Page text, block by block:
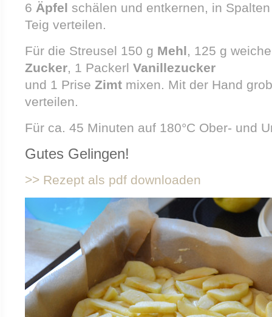
6 Äpfel schälen und entkernen, in
Teig verteilen.
Für die Streusel 150 g Mehl, 125 g
Zucker, 1 Packerl Vanillezucker
und 1 Prise Zimt mixen. Mit der Hand
verteilen.
Für ca. 45 Minuten auf 180°C Ober- und
Gutes Gelingen!
>> Rezept als pdf downloaden